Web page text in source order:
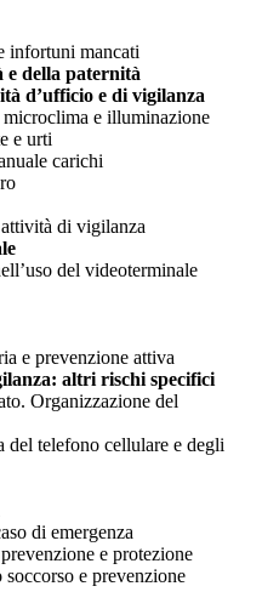
infortuni mancati
della paternità
d’ufficio e di vigilanza
e illuminazione
e urti
carichi
di vigilanza
del videoterminale
e prevenzione attiva
altri rischi specifici
Organizzazione del
del telefono cellulare e degli
di emergenza
e protezione
e prevenzione